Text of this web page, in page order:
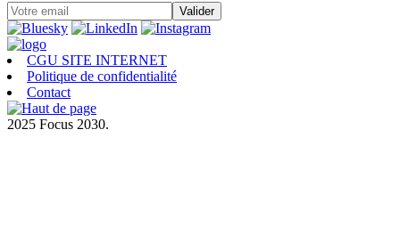
CGU SITE INTERNET
Politique de confidentialité
Contact
2025 Focus 2030.